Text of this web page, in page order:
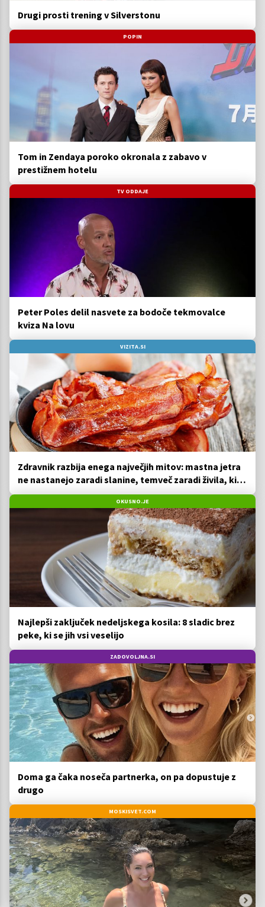
Drugi prosti trening v Silverstonu
POPIN
Tom in Zendaya poroko okronala z zabavo v
prestižnem hotelu
TV ODDAJE
Peter Poles delil nasvete za bodoče tekmovalce
kviza Na lovu
VIZITA.SI
Zdravnik razbija enega največjih mitov: mastna jetra
ne nastanejo zaradi slanine, temveč zaradi živila, ki
ga imamo vsi radi
OKUSNO.JE
Najlepši zaključek nedeljskega kosila: 8 sladic brez
peke, ki se jih vsi veselijo
ZADOVOLJNA.SI
Doma ga čaka noseča partnerka, on pa dopustuje z
drugo
MOSKISVET.COM